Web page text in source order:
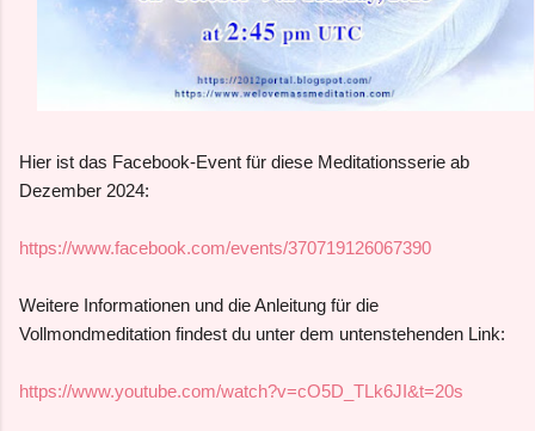
Hier ist das Facebook-Event für diese Meditationsserie ab
Dezember 2024:
https://www.facebook.com/events/370719126067390
Weitere Informationen und die Anleitung für die
Vollmondmeditation findest du unter dem untenstehenden Link:
https://www.youtube.com/watch?v=cO5D_TLk6JI&t=20s